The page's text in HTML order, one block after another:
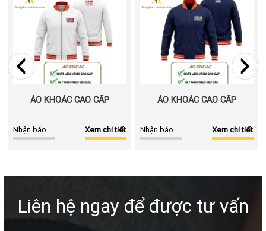
ÁO KHOÁC CAO CẤP
Xem chi tiết
Nhận báo giá
ÁO KHOÁC CAO CẤP
Xem chi tiết
Nhận báo giá
Liên hệ ngay để được tư vấn